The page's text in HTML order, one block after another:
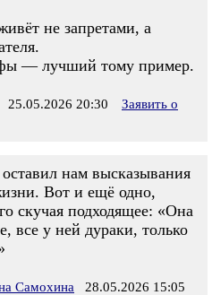
не запретами, а
— лучший тому пример.
25.05.2026 20:30
Заявить о
нам высказывания
Вот и ещё одно,
скучая подходящее: «Она
все у ней дураки, только
Самохина 28.05.2026 15:05